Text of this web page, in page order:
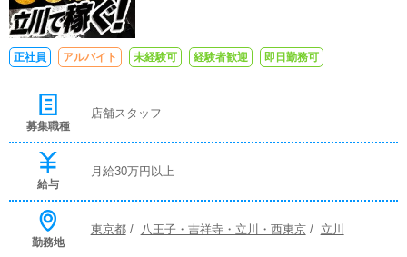
正社員 アルバイト 未経験可 経験者歓迎 即日勤務可
募集職種
店舗スタッフ
給与
月給30万円以上
勤務地
東京都/ 八王子・吉祥寺・立川・西東京/ 立川